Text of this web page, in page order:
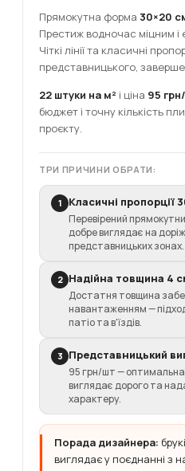
Прямокутна форма 30×20
Престиж водночас міцним
Чіткі лінії та класичні
представницького,
22 штуки на м² і ціна 95
бюджет і точну кількість
проєкту.
ТРИ ПРИЧИНИ ОБРАТИ:
1 Класичні пропорції
Перевірений
добре виглядає на
представницьких зонах.
2 Надійна товщина 4
Достатня товщина
навантаженням —
патіо та в'їздів.
3 Представницький
95 грн/шт — оптимальна
виглядає дорого та
характеру.
Порада дизайнера:
виглядає у поєднанні з